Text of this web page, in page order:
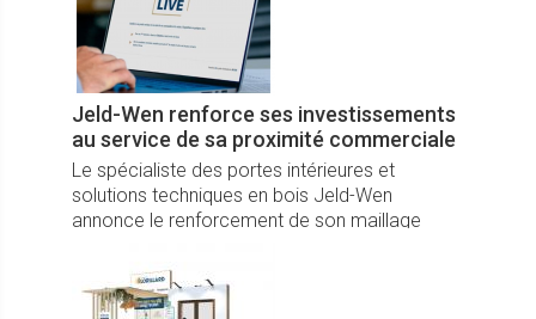
Jeld-Wen renforce ses investissements
au service de sa proximité commerciale
Le spécialiste des portes intérieures et
solutions techniques en bois Jeld-Wen
annonce le renforcement de son maillage
investissements dans ses services clients.